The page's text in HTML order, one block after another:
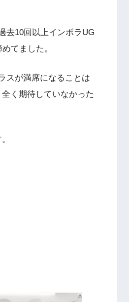
去10回以上インボラUG
てました。
スが満席になることは
く期待していなかった